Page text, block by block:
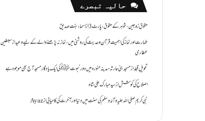
حالیہ تبصرے
حقوق زوجین ،شوہر کے حقوق ،پارٹ 3 ازاسماء بنت صدیق
طہارت اور نماز کی اہمیت قرآن و حدیث کی روشنی میں ،نماز نہ پڑھنے والے کے لیے وعیدازسبطین
عطاری
تحویل ِقبلہازمسجد بنی حارثہ - مدینہ منورہ میں دور نبوتﷺ کی ایک یادگار مسجد آج بھی موجود ہے
اصلاح کی کوششازسید مبارک علی شاہ
نبی کریم صلی اللہ علیہ وآلہ وسلم کی سنت میں دنیا اور آخرت کی کامیابیازAyaz